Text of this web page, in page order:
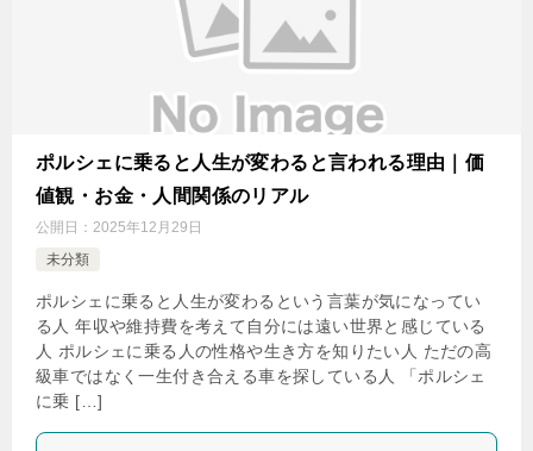
ポルシェに乗ると人生が変わると言われる理由｜価
値観・お金・人間関係のリアル
公開日： 2025年12月29日
未分類
ポルシェに乗ると人生が変わるという言葉が気になってい
る人 年収や維持費を考えて自分には遠い世界と感じている
人 ポルシェに乗る人の性格や生き方を知りたい人 ただの高
級車ではなく一生付き合える車を探している人 「ポルシェ
に乗 […]